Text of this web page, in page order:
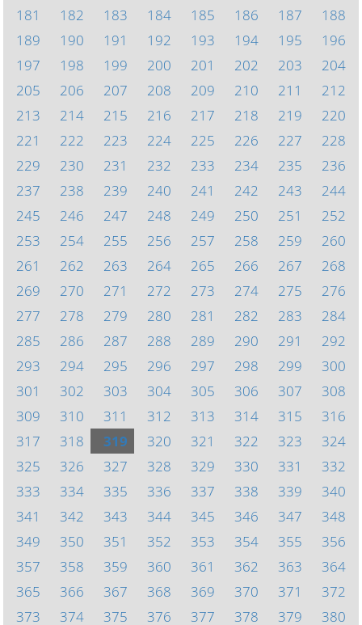
181
182 183 184 185 186 187
188
189
190 191 192 193 194 195
196
197
198 199 200 201 202 203
204
205
206 207 208 209 210 211
212
213
214 215 216 217 218 219
220
221
222 223 224 225 226 227
228
229
230 231 232 233 234 235
236
237
238 239 240 241 242 243
244
245
246 247 248 249 250 251
252
253
254 255 256 257 258 259
260
261
262 263 264 265 266 267
268
269
270 271 272 273 274 275
276
277
278 279 280 281 282 283
284
285
286 287 288 289 290 291
292
293
294 295 296 297 298 299
300
301
302 303 304 305 306 307
308
309
310 311 312 313 314 315
316
317
318 319 320 321 322 323
324
325
326 327 328 329 330 331
332
333
334 335 336 337 338 339
340
341
342 343 344 345 346 347
348
349
350 351 352 353 354 355
356
357
358 359 360 361 362 363
364
365
366 367 368 369 370 371
372
373
374 375 376 377 378 379 380